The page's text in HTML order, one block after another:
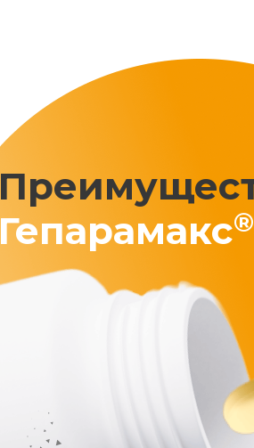
Гепарамакс®